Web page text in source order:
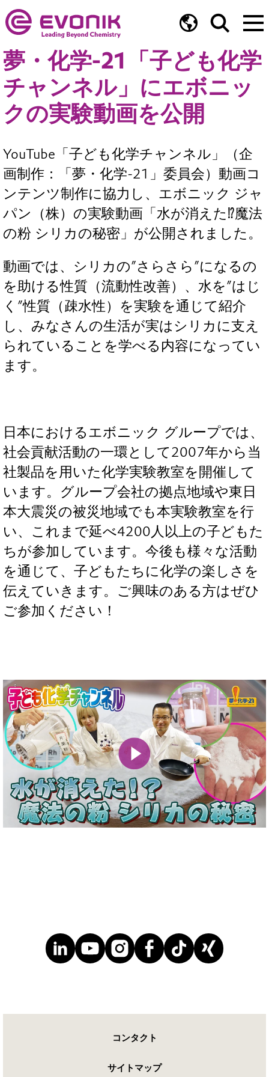
夢・化学-21「子ども化学
チャンネル」にエボニッ
クの実験動画を公開
YouTube「子ども化学チャンネル」（企
画制作：「夢・化学-21」委員会）動画コ
ンテンツ制作に協力し、エボニック ジャ
パン（株）の実験動画「水が消えた⁉魔法
の粉 シリカの秘密」が公開されました。
動画では、シリカの”さらさら”になるの
を助ける性質（流動性改善）、水を”はじ
く”性質（疎水性）を実験を通じて紹介
し、みなさんの生活が実はシリカに支え
られていることを学べる内容になってい
ます。
日本におけるエボニック グループでは、
社会貢献活動の一環として2007年から当
社製品を用いた化学実験教室を開催して
います。グループ会社の拠点地域や東日
本大震災の被災地域でも本実験教室を行
い、これまで延べ4200人以上の子どもた
ちが参加しています。今後も様々な活動
を通じて、子どもたちに化学の楽しさを
伝えていきます。ご興味のある方はぜひ
ご参加ください！
Mute
コンタクト
サイトマップ